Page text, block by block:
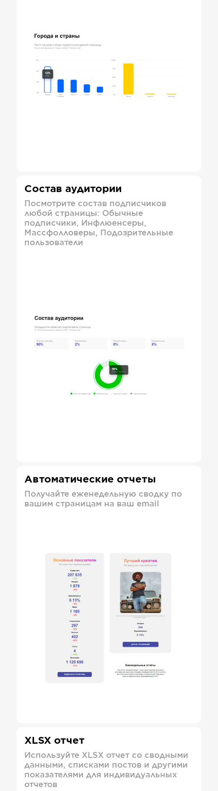
Состав аудитории
Посмотрите состав подписчиков
любой страницы: Обычные
подписчики, Инфлюенсеры,
Массфолловеры, Подозрительные
пользователи
Автоматические отчеты
Получайте еженедельную сводку по
вашим страницам на ваш email
XLSX отчет
Используйте XLSX отчет со сводными
данными, списками постов и другими
показателями для индивидуальных
отчетов